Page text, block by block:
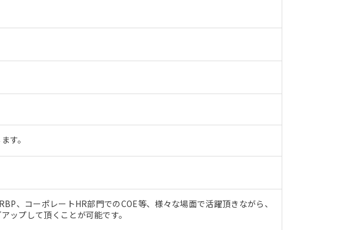
す。
、コーポレートHR部門でのCOE等、様々な場面で活躍頂きながら、
ップして頂くことが可能です。